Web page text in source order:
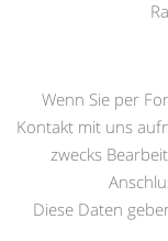
Wenn Sie per
Kontakt mit uns
zwecks
Diese Daten